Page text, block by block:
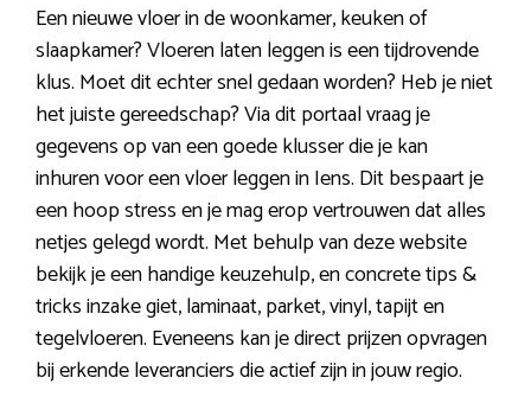
Een nieuwe vloer in de woonkamer, keuken of
slaapkamer? Vloeren laten leggen is een tijdrovende
klus. Moet dit echter snel gedaan worden? Heb je niet
het juiste gereedschap? Via dit portaal vraag je
gegevens op van een goede klusser die je kan
inhuren voor een vloer leggen in Iens. Dit bespaart je
een hoop stress en je mag erop vertrouwen dat alles
netjes gelegd wordt. Met behulp van deze website
bekijk je een handige keuzehulp, en concrete tips &
tricks inzake giet, laminaat, parket, vinyl, tapijt en
tegelvloeren. Eveneens kan je direct prijzen opvragen
bij erkende leveranciers die actief zijn in jouw regio.